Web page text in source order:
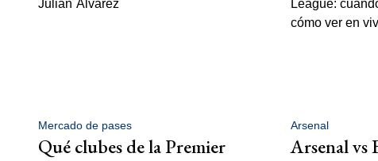
Mercado de pases
Qué clubes de la Premier
Arsenal
Arsenal vs